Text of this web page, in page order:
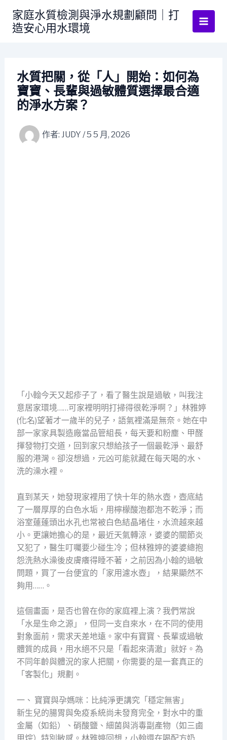
家庭水質檢測與淨水規劃顧問｜打
造安心用水環境
水質把關，從「人」開始：如何為
寶寶、長輩與過敏體質選擇最合適
的淨水方案？
作者: JUDY /5 5 月, 2026
「小翰今天又起疹子了，看了醫生說是過敏，叫我注
意居家環境……可家裡明明打掃得很乾淨啊？」林雅婷
(化名)望著才一歲半的兒子，語氣裡滿是無奈。她在中
部一家家具製造廠當品管組長，每天要和粉塵、甲醛
揮發物打交道，回到家只想給孩子一個最乾淨、最舒
服的港灣。卻沒想過，元凶可能就藏在每天喝的水、
洗的澡水裡。
直到某天，她發現家裡用了快十年的熱水壺，壺底結
了一層厚厚的白色水垢，用檸檬酸泡都泡不乾淨；而
浴室蓮蓬頭出水孔也常被白色結晶堵住，水流越來越
小。更讓她擔心的是，最近天氣轉涼，婆婆的關節炎
又犯了，醫生叮囑要少碰生冷；但林雅婷的婆婆總抱
怨洗熱水澡後皮膚癢得睡不著，之前因為小翰的過敏
問題，買了一台便宜的「家用濾水壺」，結果顯然不
夠用……。
這個畫面，是否也曾在你的家庭裡上演？我們常說
「水是生命之源」，但同一支自來水，在不同的使用
對象面前，需求天差地遠。家中有寶寶、長輩或過敏
體質的成員，用水絕不只是「看起來清澈」就好。為
不同年齡與體況的家人把關，你需要的是一套真正的
「客製化」規劃。
一、 寶寶與孕媽咪：比純淨更講究「穩定無害」
新生兒的腸胃與免疫系統尚未發育完全，對水中的重
金屬（如鉛）、硝酸鹽、細菌與消毒副產物（如三鹵